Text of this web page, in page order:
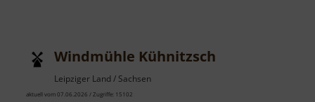
Windmühle Kühnitzsch
Leipziger Land / Sachsen
aktuell vom 07.06.2026 / Zugriffe: 15102